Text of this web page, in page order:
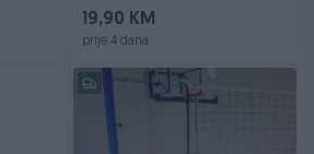
19,90 KM
prije 4 dana